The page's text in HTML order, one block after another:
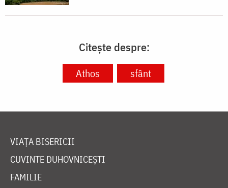
Citește despre:
Athos sfânt
VIAȚA BISERICII
CUVINTE DUHOVNICEȘTI
FAMILIE